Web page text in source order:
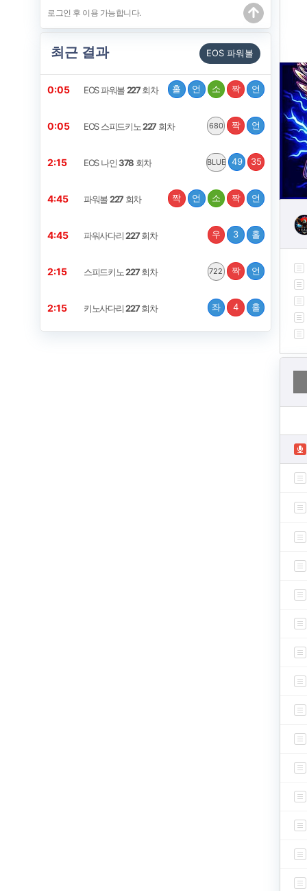
최근 결과 EOS 파워볼
0:04 EOS 파워볼227회차 홀 언 소 짝 언
0:04 EOS 스피드키노227 회차 680 짝 언
2:14 EOS 나인378 회차 BLUE 49 35
4:44 파워볼227회차 짝 언 소 짝 언
4:44 파워사다리227회차 우 3 홀
2:14 스피드키노227회차 722 짝 언
2:14 키노사다리227회차 좌 4 홀